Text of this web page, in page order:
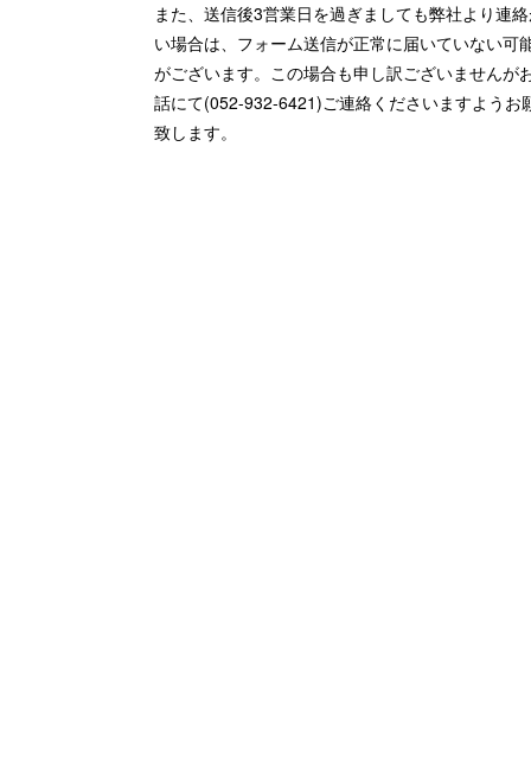
また、送信後3営業日を過ぎましても弊社より連
い場合は、フォーム送信が正常に届いていない可
がございます。この場合も申し訳ございませんが
話にて(052-932-6421)ご連絡くださいますようお
致します。